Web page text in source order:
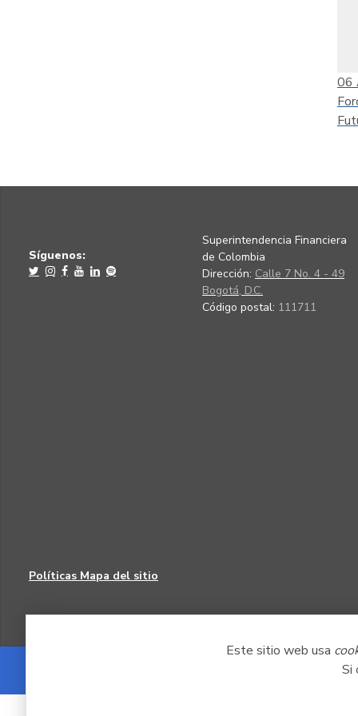
Este sitio web usa
Si
06
Síguenos:
Superintendencia Financiera
de Colombia
Dirección: Calle 7 No. 4 - 49
Bogotá, D.C.
Código postal: 111711
Políticas Mapa del sitio